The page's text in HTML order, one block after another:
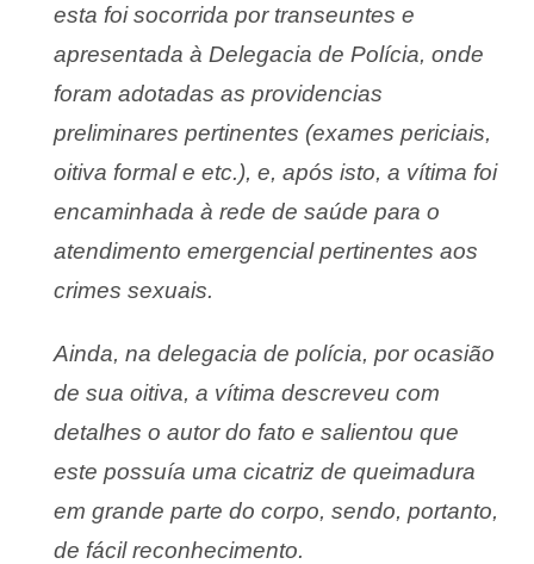
esta foi socorrida por transeuntes e
apresentada à Delegacia de Polícia, onde
foram adotadas as providencias
preliminares pertinentes (exames periciais,
oitiva formal e etc.), e, após isto, a vítima foi
encaminhada à rede de saúde para o
atendimento emergencial pertinentes aos
crimes sexuais.
Ainda, na delegacia de polícia, por ocasião
de sua oitiva, a vítima descreveu com
detalhes o autor do fato e salientou que
este possuía uma cicatriz de queimadura
em grande parte do corpo, sendo, portanto,
de fácil reconhecimento.